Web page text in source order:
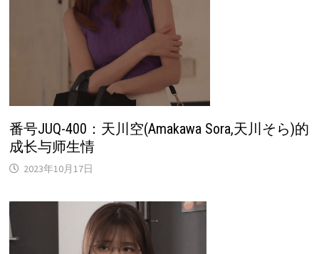
番号JUQ-400：天川空(Amakawa Sora,天川そら)的
成长与师生情
2023年10月17日